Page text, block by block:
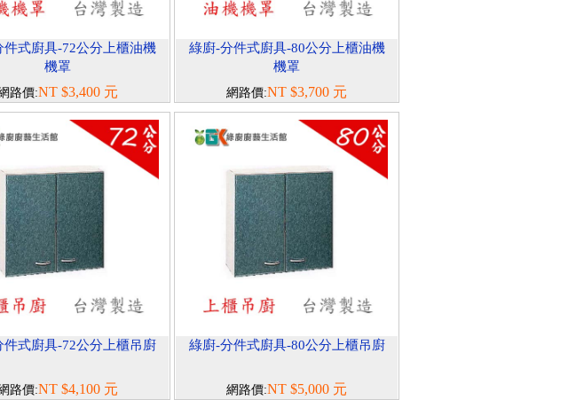
件式廚具-72公分上櫃油機
機罩
路價:NT $3,400 元
綠廚-分件式廚具-80公分上櫃油機
機罩
網路價:NT $3,700 元
件式廚具-72公分上櫃吊廚
路價:NT $4,100 元
綠廚-分件式廚具-80公分上櫃吊廚
網路價:NT $5,000 元